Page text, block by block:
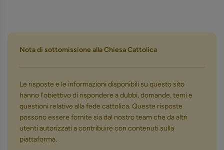
Nota di sottomissione alla Chiesa Cattolica
Le risposte e le informazioni disponibili su questo sito
hanno l'obiettivo di rispondere a dubbi, domande, temi e
questioni relative alla fede cattolica. Queste risposte
possono essere fornite sia dal nostro team che da altri
utenti autorizzati a contribuire con contenuti sulla
piattaforma.